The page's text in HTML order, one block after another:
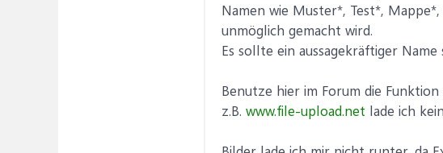
Namen wie Muster*, Test*,
unmöglich gemacht wird.
Es sollte ein aussagekräftiger Name
Benutze hier im Forum die
z.B. www.file-upload.net lade ich